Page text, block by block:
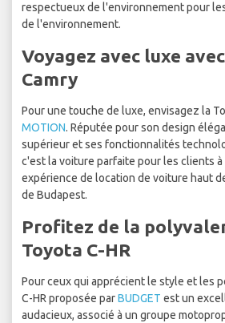
respectueux de l'environnement pour
de l'environnement.
Voyagez avec luxe
Camry
Pour une touche de luxe, envisagez la
MOTION. Réputée pour son design
supérieur et ses fonctionnalités
c'est la voiture parfaite pour les clients
expérience de location de voiture haut
de Budapest.
Profitez de la
Toyota C-HR
Pour ceux qui apprécient le style et les
C-HR proposée parBUDGET est un
audacieux, associé à un groupe